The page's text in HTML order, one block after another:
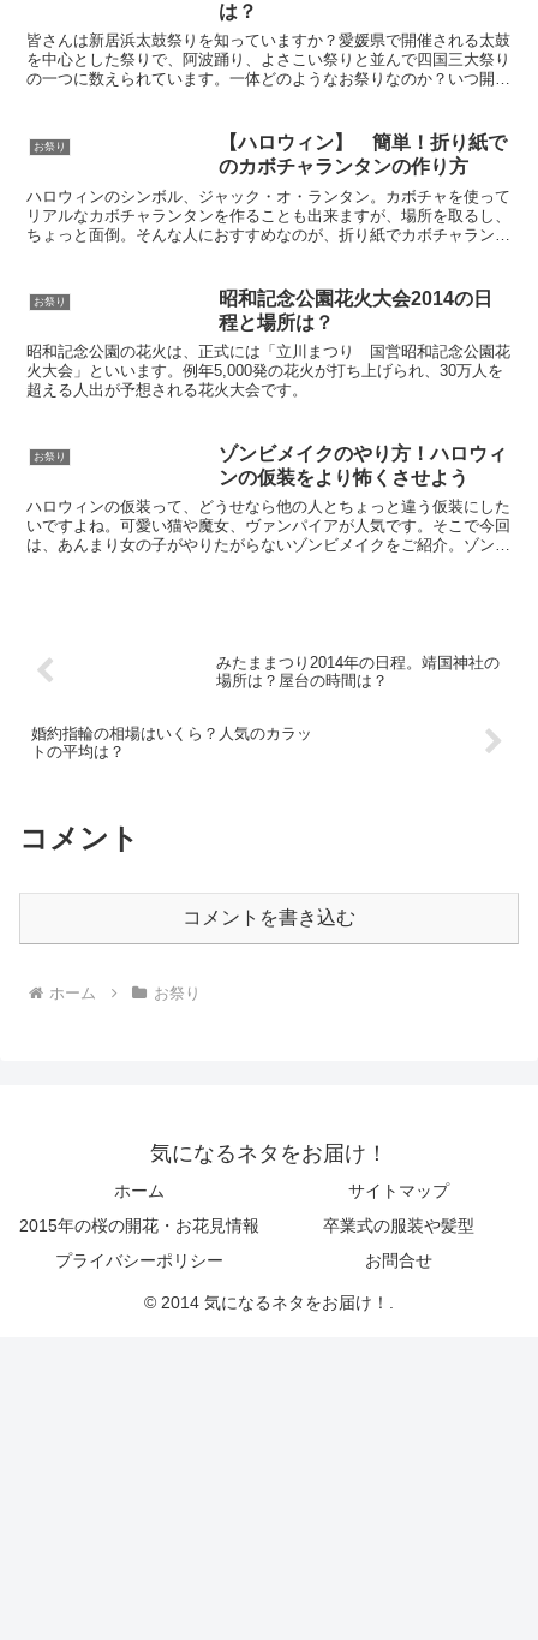
は？
皆さんは新居浜太鼓祭りを知っていますか？愛媛県で開催される太鼓
を中心とした祭りで、阿波踊り、よさこい祭りと並んで四国三大祭り
の一つに数えられています。一体どのようなお祭りなのか？いつ開催
お祭り
【ハロウィン】 簡単！折り紙で
のカボチャランタンの作り方
ハロウィンのシンボル、ジャック・オ・ランタン。カボチャを使って
リアルなカボチャランタンを作ることも出来ますが、場所を取るし、
ちょっと面倒。そんな人におすすめなのが、折り紙でカボチャランタ
お祭り
昭和記念公園花火大会2014の日
程と場所は？
昭和記念公園の花火は、正式には「立川まつり 国営昭和記念公園花
火大会」といいます。例年5,000発の花火が打ち上げられ、30万人を
超える人出が予想される花火大会です。
お祭り
ゾンビメイクのやり方！ハロウィ
ンの仮装をより怖くさせよう
ハロウィンの仮装って、どうせなら他の人とちょっと違う仮装にした
いですよね。可愛い猫や魔女、ヴァンパイアが人気です。そこで今回
は、あんまり女の子がやりたがらないゾンビメイクをご紹介。ゾンビ
みたままつり2014年の日程。靖国神社の
場所は？屋台の時間は？
婚約指輪の相場はいくら？人気のカラッ
トの平均は？
コメント
コメントを書き込む
ホーム お祭り
気になるネタをお届け！
ホーム
サイトマップ
2015年の桜の開花・お花見情報
卒業式の服装や髪型
プライバシーポリシー
お問合せ
© 2014 気になるネタをお届け！.